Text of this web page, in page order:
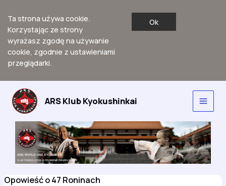
Ta strona używa cookie.
Korzystając ze strony
wyrażasz zgodę na używanie
cookie, zgodnie z ustawieniami
przeglądarki.
Ok
Przejdź
treści
ARS Klub Kyokushinkai
Main
Opowieść o 47 Roninach